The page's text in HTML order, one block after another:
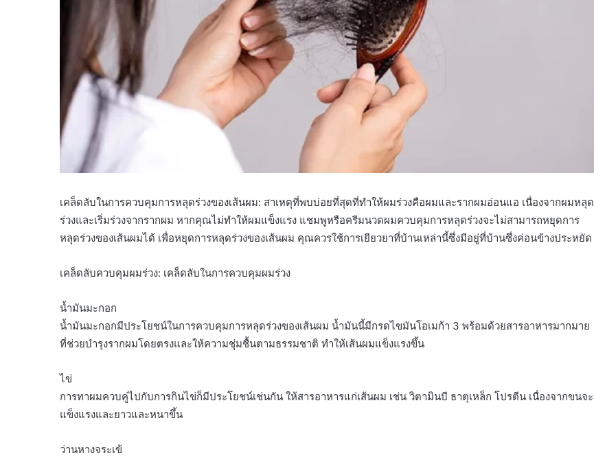
เคล็ดลับในการควบคุมการหลุดร่วงของเส้นผม: สาเหตุที่พบบ่อยที่สุดที่ทำให้ผมร่วงคือผมและรากผมอ่อนแอ เนื่องจากผมหลุด
ร่วงและเริ่มร่วงจากรากผม หากคุณไม่ทำให้ผมแข็งแรง แชมพูหรือครีมนวดผมควบคุมการหลุดร่วงจะไม่สามารถหยุดการ
หลุดร่วงของเส้นผมได้ เพื่อหยุดการหลุดร่วงของเส้นผม คุณควรใช้การเยียวยาที่บ้านเหล่านี้ซึ่งมีอยู่ที่บ้านซึ่งค่อนข้างประหยัด
เคล็ดลับควบคุมผมร่วง: เคล็ดลับในการควบคุมผมร่วง
น้ำมันมะกอก
น้ำมันมะกอกมีประโยชน์ในการควบคุมการหลุดร่วงของเส้นผม น้ำมันนี้มีกรดไขมันโอเมก้า 3 พร้อมด้วยสารอาหารมากมาย
ที่ช่วยบำรุงรากผมโดยตรงและให้ความชุ่มชื้นตามธรรมชาติ ทำให้เส้นผมแข็งแรงขึ้น
ไข่
การทาผมควบคู่ไปกับการกินไข่ก็มีประโยชน์เช่นกัน ให้สารอาหารแก่เส้นผม เช่น วิตามินบี ธาตุเหล็ก โปรตีน เนื่องจากขนจะ
แข็งแรงและยาวและหนาขึ้น
ว่านหางจระเข้